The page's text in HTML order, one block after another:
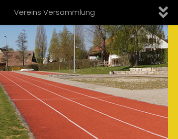
Vereins Versammlung